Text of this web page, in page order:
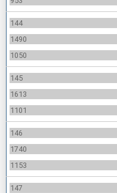
144
1490
1050
145
1613
1101
146
1740
1153
147